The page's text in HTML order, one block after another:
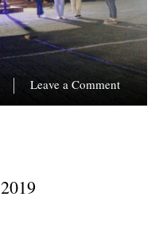
Leave a Commenton